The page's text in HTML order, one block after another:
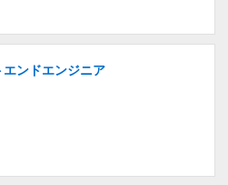
ンドエンジニア